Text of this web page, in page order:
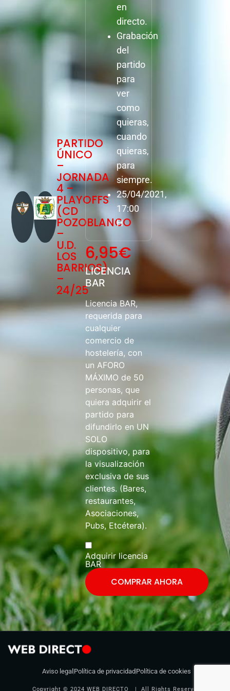
PARTIDO
ÚNICO
–
JORNADA
4 –
PLAYOFFS
(CD
POZOBLANCO
–
U.D.
LOS
BARRIOS)
–
24/25
en
directo.
Grabación
del
partido
para
ver
como
quieras,
cuando
quieras,
para
siempre.
25/04/2021,
17:00
H
6,95€
LICENCIA
BAR
Licencia BAR,
requerida para
cualquier
comercio de
hostelería, con
un AFORO
MÁXIMO de 50
personas, que
quiera adquirir el
partido para
difundirlo en UN
SOLO
dispositivo, para
la visualización
exclusiva de sus
clientes. (Bares,
restaurantes,
Asociaciones,
Pubs, Etcétera).
Adquirir licencia
BAR
COMPRAR AHORA
Aviso legal Política de privacidad Política de cookies
Copyright © 2024 WEB DIRECTO | All Rights Reserved